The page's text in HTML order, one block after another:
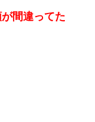
間違ってた